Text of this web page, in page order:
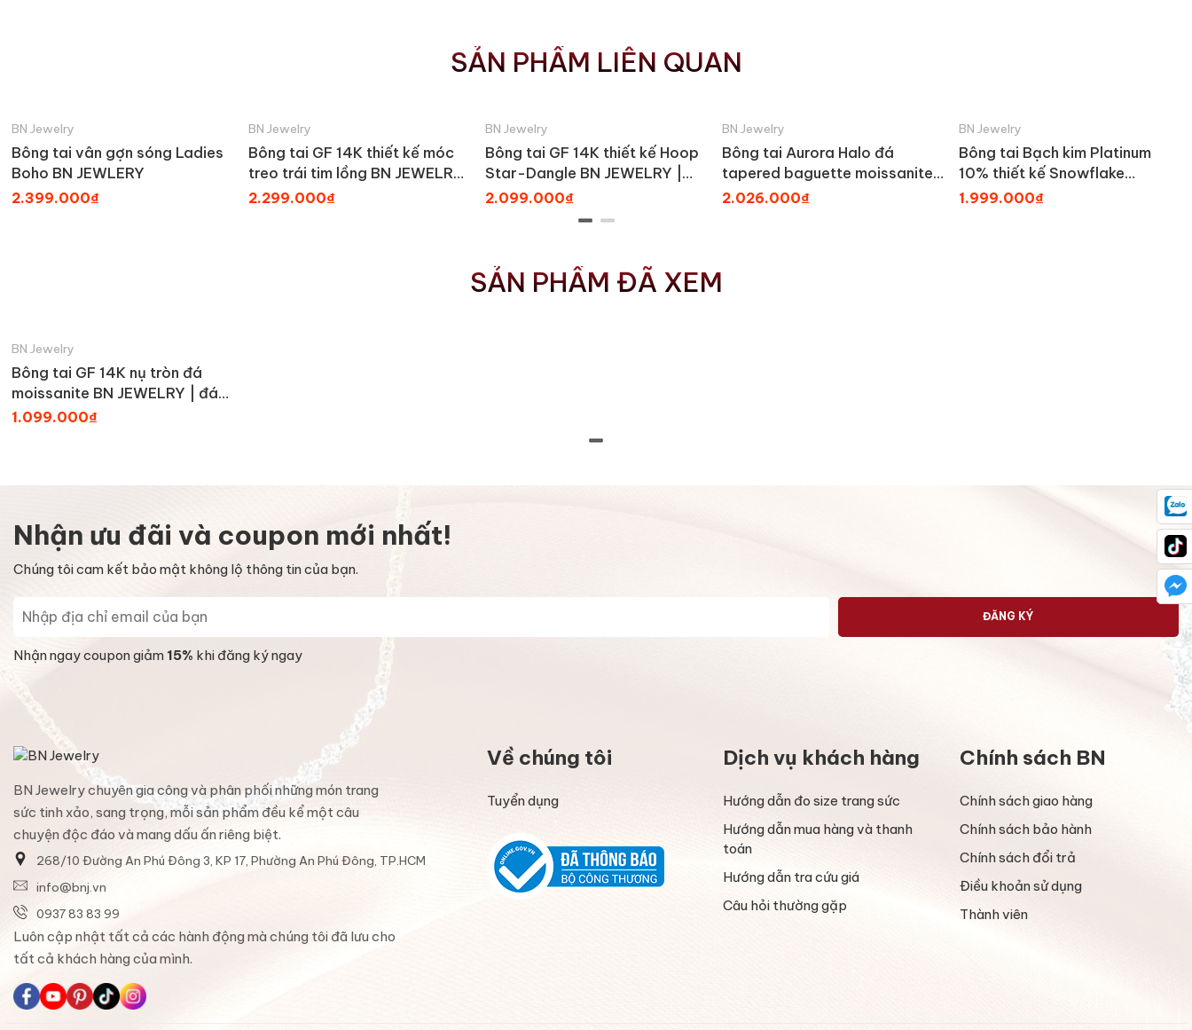
SẢN PHẨM LIÊN QUAN
BN Jewelry
Bông tai vân gợn sóng Ladies
Boho BN JEWLERY
2.399.000₫
BN Jewelry
Bông tai GF 14K thiết kế móc
treo trái tim lồng BN JEWELRY
_ BTY2389_E
2.299.000₫
BN Jewelry
Bông tai GF 14K thiết kế Hoop
Star-Dangle BN JEWELRY |
BDY2378_E
2.099.000₫
BN Jewelry
Bông tai Aurora Halo đá
tapered baguette moissanite
BN JEWELRY
2.026.000₫
BN Jewelry
Bông tai Bạch kim Platinum
10% thiết kế Snowflake
Moissanite BN JEWELRY | 6.0
1.999.000₫
SẢN PHẨM ĐÃ XEM
BN Jewelry
Bông tai GF 14K nụ tròn đá
moissanite BN JEWELRY | đá
5.0 ly
1.099.000₫
Nhận ưu đãi và coupon mới nhất!
Chúng tôi cam kết bảo mật không lộ thông tin của bạn.
ĐĂNG KÝ
Nhận ngay coupon giảm15% khi đăng ký ngay
BN Jewelry chuyên gia công và phân phối những món trang
sức tinh xảo, sang trọng, mỗi sản phẩm đều kể một câu
chuyện độc đáo và mang dấu ấn riêng biệt.
268/10 Đường An Phú Đông 3, KP 17, Phường An Phú Đông, TP.HCM
info@bnj.vn
0937 83 83 99
Luôn cập nhật tất cả các hành động mà chúng tôi đã lưu cho
tất cả khách hàng của mình.
Về chúng tôi
Tuyển dụng
Dịch vụ khách hàng
Hướng dẫn đo size trang sức
Hướng dẫn mua hàng và thanh
toán
Hướng dẫn tra cứu giá
Câu hỏi thường gặp
Chính sách BN
Chính sách giao hàng
Chính sách bảo hành
Chính sách đổi trả
Điều khoản sử dụng
Thành viên